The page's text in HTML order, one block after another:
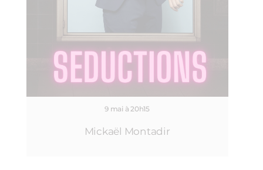
9 mai à 20h15
Mickaël Montadir